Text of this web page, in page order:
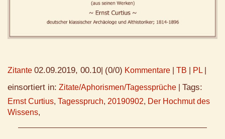
Zitante 02.09.2019, 00.10 (0/0) Kommentare TB PL
einsortiert in: Zitate/Aphorismen/Tagessprüche Tags:
Ernst Curtius, Tagesspruch, 20190902, Der Hochmut des
Wissens,